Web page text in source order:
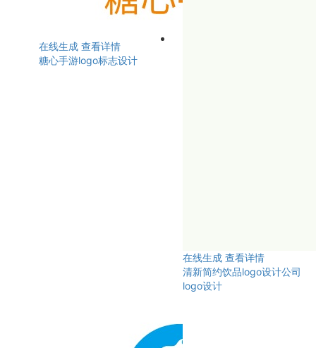
在线生成 查看详情
糖心手游logo标志设计
在线生成 查看详情
清新简约饮品logo设计公司
logo设计